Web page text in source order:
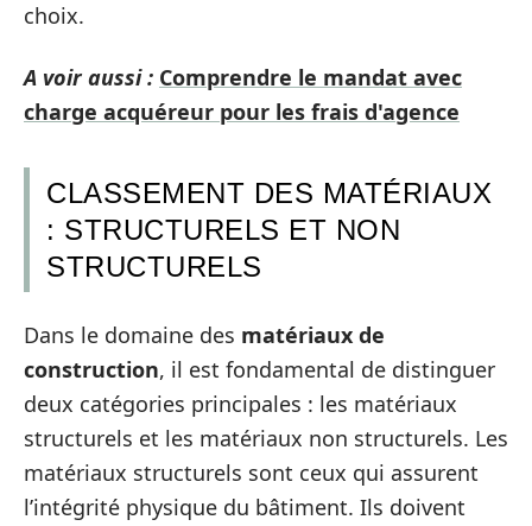
choix.
A voir aussi : Comprendre le mandat avec
charge acquéreur pour les frais d'agence
CLASSEMENT DES MATÉRIAUX
: STRUCTURELS ET NON
STRUCTURELS
Dans le domaine des matériaux de
construction, il est fondamental de distinguer
deux catégories principales : les matériaux
structurels et les matériaux non structurels. Les
matériaux structurels sont ceux qui assurent
l’intégrité physique du bâtiment. Ils doivent